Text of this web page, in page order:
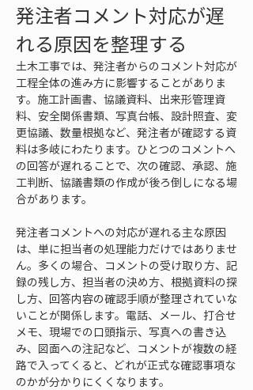
発注者コメント対応が遅
れる原因を整理する
土木工事では、発注者からのコメント対応が
工程全体の進み方に影響することがありま
す。施工計画書、協議資料、出来形管理資
料、安全関係書類、写真台帳、設計照査、変
更協議、数量根拠など、発注者が確認する資
料は多岐にわたります。ひとつのコメントへ
の回答が遅れることで、次の確認、承認、施
工判断、協議書類の作成が後ろ倒しになる場
合があります。
発注者コメントへの対応が遅れる主な原因
は、単に担当者の処理能力だけではありませ
ん。多くの場合、コメントの受け取り方、記
録の残し方、担当者の決め方、根拠資料の探
し方、回答内容の確認手順が整理されていな
いことが関係します。電話、メール、打合せ
メモ、現場での口頭指示、写真への書き込
み、図面への注記など、コメントが複数の経
路で入ってくると、どれが正式な確認事項な
のかが分かりにくくなります。